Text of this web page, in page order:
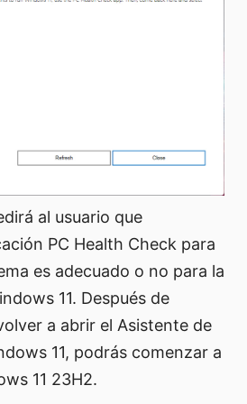
al usuario que
PC Health Check para
es adecuado o no para la
11. Después de
a abrir el Asistente de
11, podrás comenzar a
11 23H2.